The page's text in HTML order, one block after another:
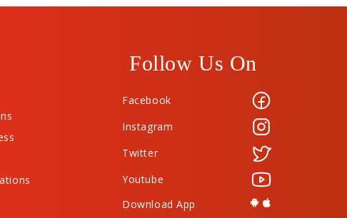
Follow Us On
Facebook
Instagram
Twitter
Youtube
Download App